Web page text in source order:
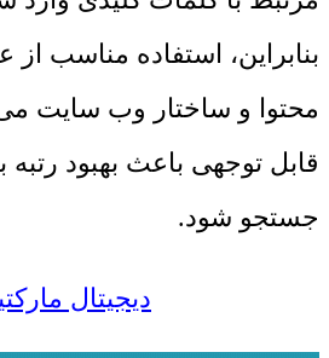
بنابراین، استفاده مناسب از
محتوا و ساختار وب سایت می
قابل توجهی باعث بهبود رتبه
جستجو شود.
دیجیتال